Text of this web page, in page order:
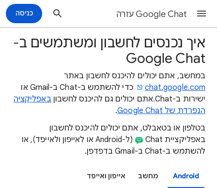
Google Chat עזרה כניסה
איך נכנסים לחשבון ומשתמשים ב-
Google Chat
במחשב, אתם יכולים להיכנס לחשבון באתר
chat.google.com
כדי להשתמש ב-Chat ב-Gmail או
ישירות ב-Chat.אתם יכולים גם להיכנס לחשבון
באפליקציה
הנפרדת של Google Chat
.
בטלפון או בטאבלט, אתם יכולים להיכנס לחשבון
באפליקציית Chat
(ל-Android או לאייפון ולאייפד), או
להשתמש ב-Chat ב-Gmail בדפדפן.
Android מחשב אייפון ואייפד